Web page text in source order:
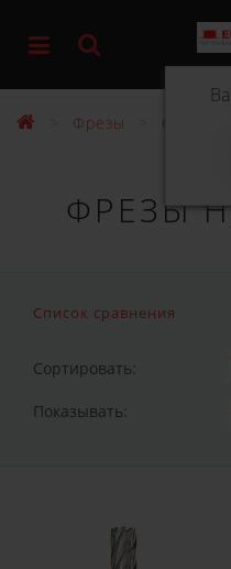
Фрезы Фрезы
ФРЕЗЫ
Список сравнения
Сортировать:
Показывать: